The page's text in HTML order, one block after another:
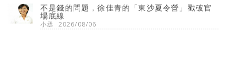
不是錢的問題，徐佳青的「東沙夏令營」戳破官
場底線
小丞 2026/08/06